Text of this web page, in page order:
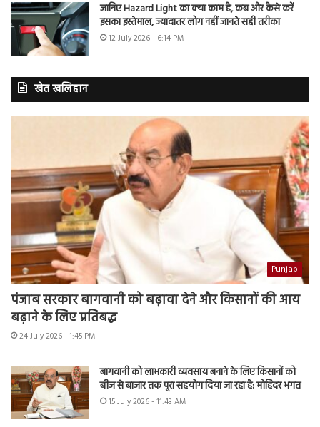
जानिए Hazard Light का क्या काम है, कब और कैसे करें
इसका इस्तेमाल, ज्यादातर लोग नहीं जानते सही तरीका
12 July 2026 - 6:14 PM
खेत खलिहान
Punjab
पंजाब सरकार बागवानी को बढ़ावा देने और किसानों की आय
बढ़ाने के लिए प्रतिबद्ध
24 July 2026 - 1:45 PM
बागवानी को लाभकारी व्यवसाय बनाने के लिए किसानों को
बीज से बाजार तक पूरा सहयोग दिया जा रहा है: मोहिंदर भगत
15 July 2026 - 11:43 AM